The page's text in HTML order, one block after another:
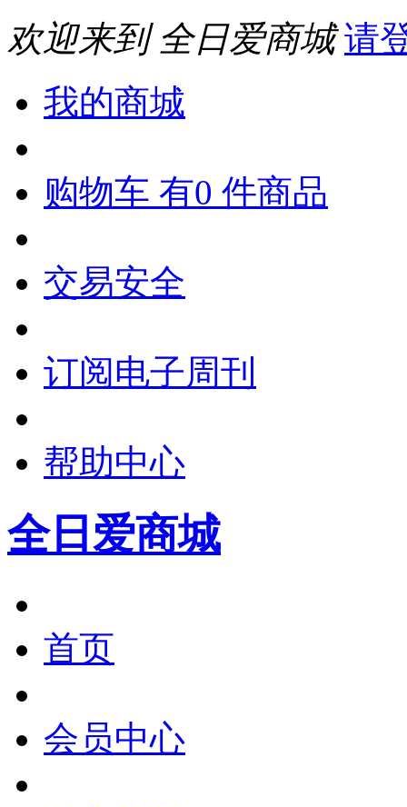
欢迎来到 全日爱商城 请
我的商城
购物车 有0 件商品
交易安全
订阅电子周刊
帮助中心
全日爱商城
首页
会员中心